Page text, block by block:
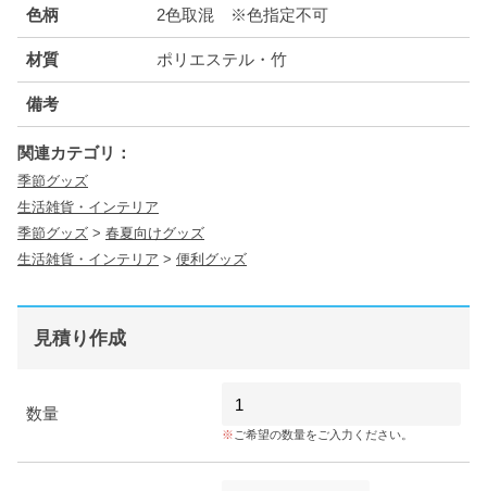
色柄 2色取混 ※色指定不可
材質 ポリエステル・竹
備考
関連カテゴリ：
季節グッズ
生活雑貨・インテリア
季節グッズ > 春夏向けグッズ
生活雑貨・インテリア > 便利グッズ
見積り作成
数量
ご希望の数量をご入力ください。